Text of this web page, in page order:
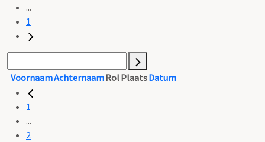
...
1
VoornaamAchternaamRolPlaatsDatum
1
...
2